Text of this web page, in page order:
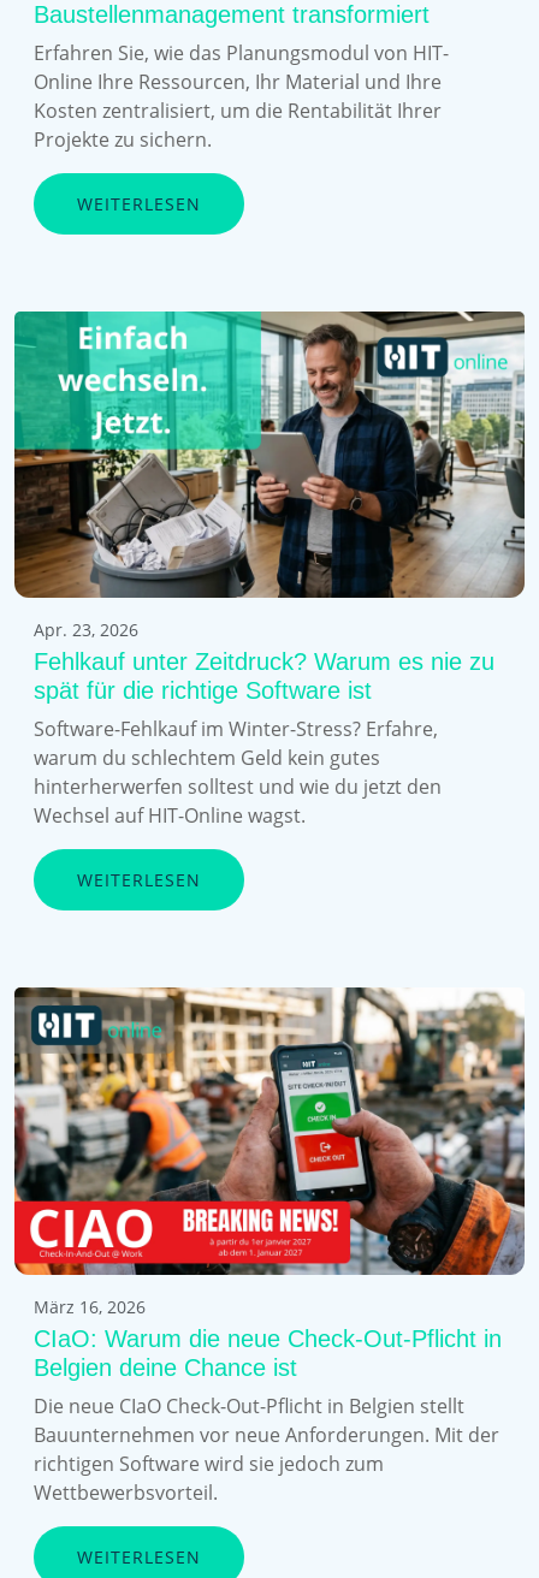
Baustellenmanagement transformiert
Erfahren Sie, wie das Planungsmodul von HIT-
Online Ihre Ressourcen, Ihr Material und Ihre
Kosten zentralisiert, um die Rentabilität Ihrer
Projekte zu sichern.
WEITERLESEN
Apr. 23, 2026
Fehlkauf unter Zeitdruck? Warum es nie zu
spät für die richtige Software ist
Software-Fehlkauf im Winter-Stress? Erfahre,
warum du schlechtem Geld kein gutes
hinterherwerfen solltest und wie du jetzt den
Wechsel auf HIT-Online wagst.
WEITERLESEN
März 16, 2026
CIaO: Warum die neue Check-Out-Pflicht in
Belgien deine Chance ist
Die neue CIaO Check-Out-Pflicht in Belgien stellt
Bauunternehmen vor neue Anforderungen. Mit der
richtigen Software wird sie jedoch zum
Wettbewerbsvorteil.
WEITERLESEN